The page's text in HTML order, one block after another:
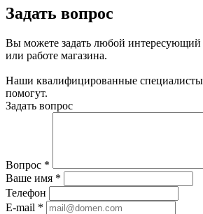
Задать вопрос
Вы можете задать любой интересующий
или работе магазина.
Наши квалифицированные специалисты
помогут.
Задать вопрос
Вопрос *
Ваше имя *
Телефон
E-mail *